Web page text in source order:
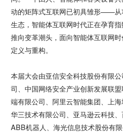
动的矩阵式互联网已初具雏形——从
生态，智能体互联网时代正在孕育
推向变革潮头，面向智能体互联网
定义与重构。
本届大会由亚信安全科技股份有限
司、中国网络安全产业创新发展联
端有限公司、阿里云智能集团、上
华三技术有限公司、亚马逊云科技、
ABB机器人、海光信息技术股份有